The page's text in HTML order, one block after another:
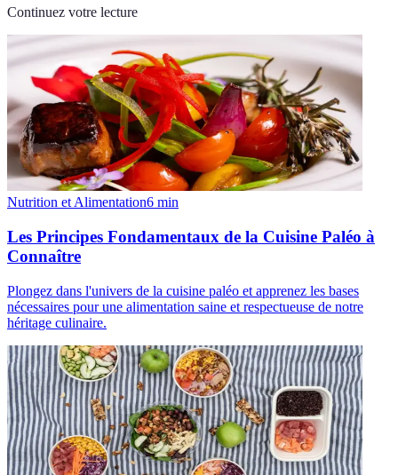
Continuez votre lecture
Nutrition et Alimentation6 min
Les Principes Fondamentaux de la Cuisine Paléo à
Connaître
Plongez dans l'univers de la cuisine paléo et apprenez les bases
nécessaires pour une alimentation saine et respectueuse de notre
héritage culinaire.